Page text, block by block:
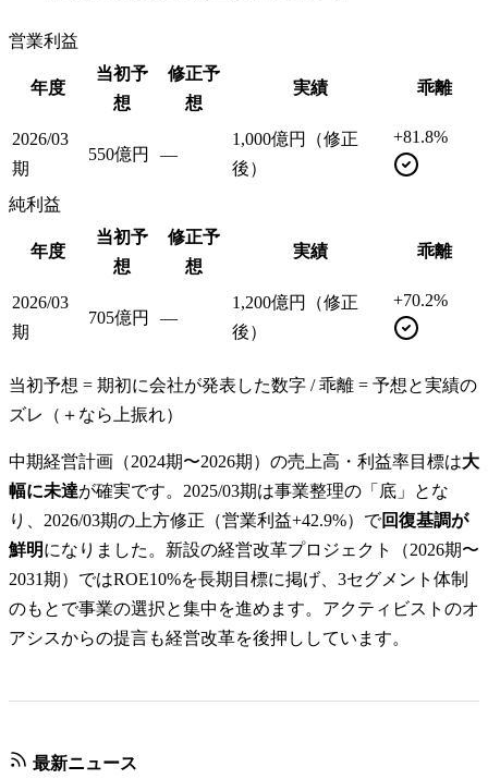
営業利益
年度
当初予
想
修正予
想
実績 乖離
2026/03
期
550億円 —
1,000億円（修正
後）
+81.8%
純利益
年度
当初予
想
修正予
想
実績 乖離
2026/03
期
705億円 —
1,200億円（修正
後）
+70.2%
当初予想 = 期初に会社が発表した数字 / 乖離 = 予想と実績の
ズレ（＋なら上振れ）
中期経営計画（2024期〜2026期）の売上高・利益率目標は大
幅に未達が確実です。2025/03期は事業整理の「底」とな
り、2026/03期の上方修正（営業利益+42.9%）で回復基調が
鮮明になりました。新設の経営改革プロジェクト（2026期〜
2031期）ではROE10%を長期目標に掲げ、3セグメント体制
のもとで事業の選択と集中を進めます。アクティビストのオ
アシスからの提言も経営改革を後押ししています。
最新ニュース